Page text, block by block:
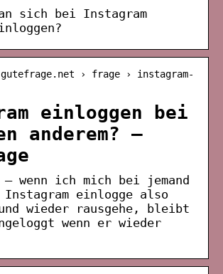
sich bei Instagram
› frage › instagram-
einloggen bei
anderem? –
— wenn ich mich bei jemand
Instagram einlogge also
wieder rausgehe, bleibt
wenn er wieder